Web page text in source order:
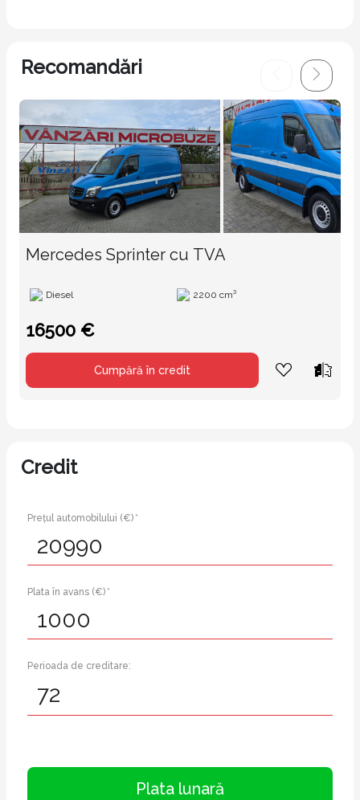
Recomandări
Mercedes Sprinter cu TVA
Diesel 2200 cm³
16500 €
Cumpără în credit
Credit
Prețul automobilului (€) *
Plata în avans (€) *
Perioada de creditare:
Plata lunară